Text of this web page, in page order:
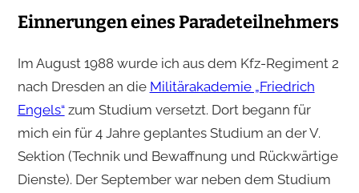
Einnerungen eines Paradeteilnehmers
Im August 1988 wurde ich aus dem Kfz-Regiment 2
nach Dresden an die Militärakademie „Friedrich
Engels“zum Studium versetzt. Dort begann für
mich ein für 4 Jahre geplantes Studium an der V.
Sektion (Technik und Bewaffnung und Rückwärtige
Dienste). Der September war neben dem Studium